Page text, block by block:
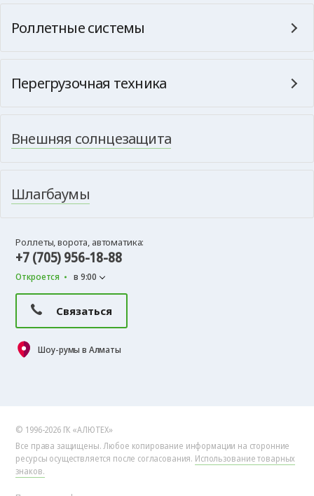
Роллетные системы
Перегрузочная техника
Внешняя солнцезащита
Шлагбаумы
Роллеты, ворота, автоматика:
+7 (705) 956-18-88
Откроется в 9:00
Связаться
Шоу-румы в Алматы
© 1996-2026 ГК «АЛЮТЕХ»
Все права защищены. Любое копирование информации на сторонние
ресурсы осуществляется после согласования. Использование товарных
знаков.